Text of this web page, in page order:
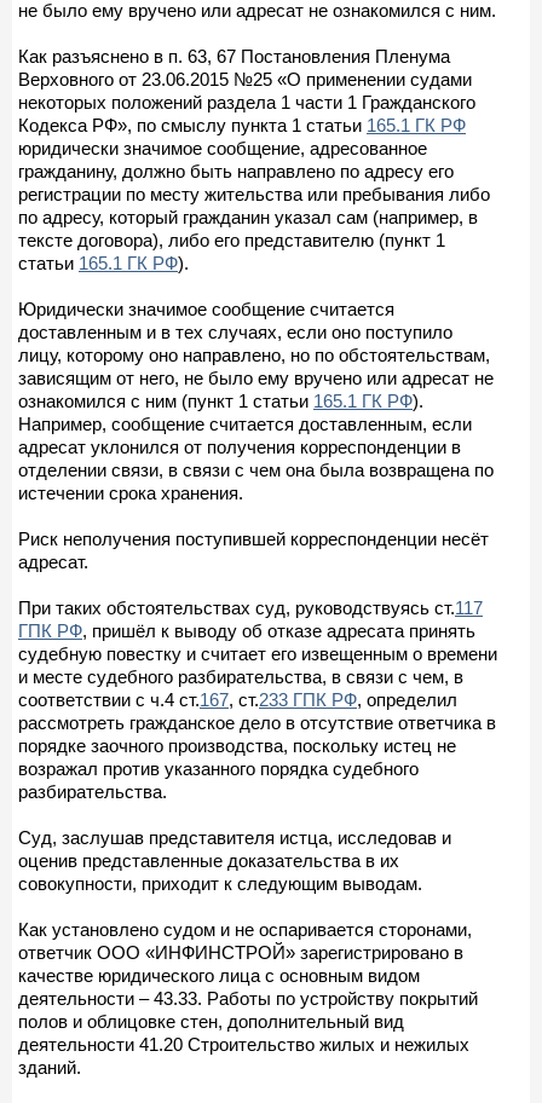
не было ему вручено или адресат не ознакомился с ним.
Как разъяснено в п. 63, 67 Постановления Пленума
Верховного от 23.06.2015 №25 «О применении судами
некоторых положений раздела 1 части 1 Гражданского
Кодекса РФ», по смыслу пункта 1 статьи 165.1 ГК РФ
юридически значимое сообщение, адресованное
гражданину, должно быть направлено по адресу его
регистрации по месту жительства или пребывания либо
по адресу, который гражданин указал сам (например, в
тексте договора), либо его представителю (пункт 1
статьи 165.1 ГК РФ).
Юридически значимое сообщение считается
доставленным и в тех случаях, если оно поступило
лицу, которому оно направлено, но по обстоятельствам,
зависящим от него, не было ему вручено или адресат не
ознакомился с ним (пункт 1 статьи 165.1 ГК РФ).
Например, сообщение считается доставленным, если
адресат уклонился от получения корреспонденции в
отделении связи, в связи с чем она была возвращена по
истечении срока хранения.
Риск неполучения поступившей корреспонденции несёт
адресат.
При таких обстоятельствах суд, руководствуясь ст.117
ГПК РФ, пришёл к выводу об отказе адресата принять
судебную повестку и считает его извещенным о времени
и месте судебного разбирательства, в связи с чем, в
соответствии с ч.4 ст.167, ст.233 ГПК РФ, определил
рассмотреть гражданское дело в отсутствие ответчика в
порядке заочного производства, поскольку истец не
возражал против указанного порядка судебного
разбирательства.
Суд, заслушав представителя истца, исследовав и
оценив представленные доказательства в их
совокупности, приходит к следующим выводам.
Как установлено судом и не оспаривается сторонами,
ответчик ООО «ИНФИНСТРОЙ» зарегистрировано в
качестве юридического лица с основным видом
деятельности – 43.33. Работы по устройству покрытий
полов и облицовке стен, дополнительный вид
деятельности 41.20 Строительство жилых и нежилых
зданий.